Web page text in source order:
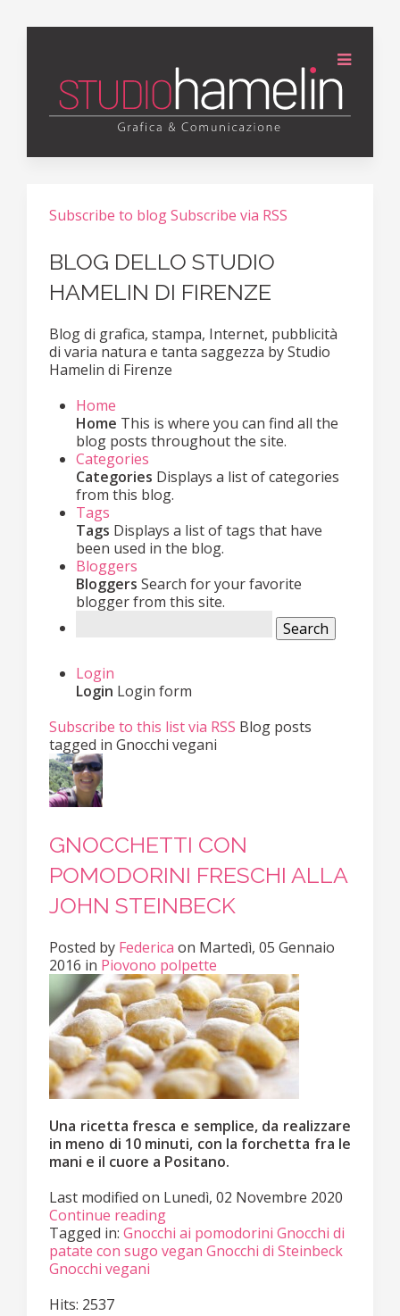
Subscribe to blogSubscribe via RSS
BLOG DELLO STUDIO
HAMELIN DI FIRENZE
Blog di grafica, stampa, Internet, pubblicità
di varia natura e tanta saggezza by Studio
Hamelin di Firenze
Home
Home This is where you can find all the
blog posts throughout the site.
Categories
Categories Displays a list of categories
from this blog.
Tags
Tags Displays a list of tags that have
been used in the blog.
Bloggers
Bloggers Search for your favorite
blogger from this site.
Search
Login
Login Login form
Subscribe to this list via RSS Blog posts
tagged in Gnocchi vegani
GNOCCHETTI CON
POMODORINI FRESCHI ALLA
JOHN STEINBECK
Posted by Federica on Martedì, 05 Gennaio
2016 in Piovono polpette
Una ricetta fresca e semplice, da realizzare
in meno di 10 minuti, con la forchetta fra le
mani e il cuore a Positano.
Last modified on Lunedì, 02 Novembre 2020
Continue reading
Tagged in: Gnocchi ai pomodorini Gnocchi di
patate con sugo vegan Gnocchi di Steinbeck
Gnocchi vegani
Hits: 2537